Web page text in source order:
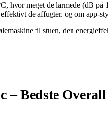
hvor meget de larmede (dB
de affugter, og om app-
til stuen, den
–Bedste Overall